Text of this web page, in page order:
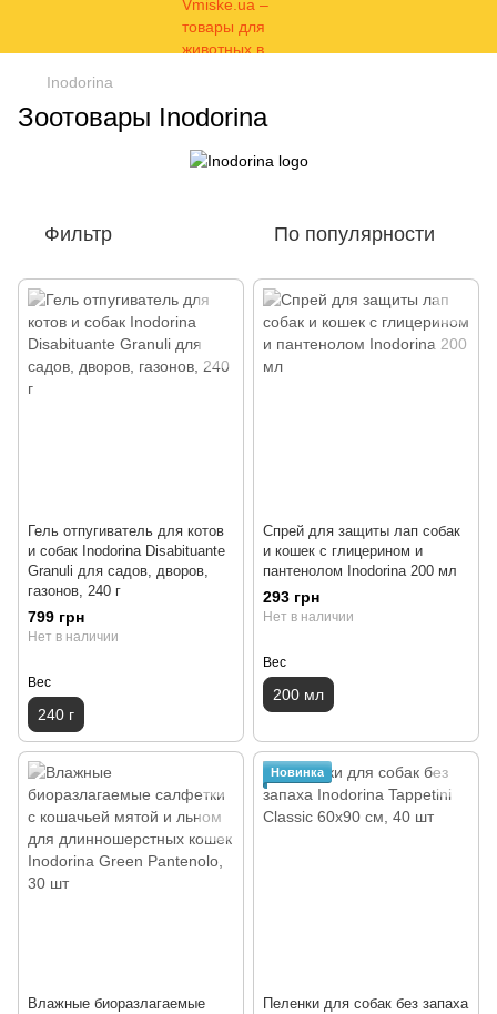
Inodorina
Зоотовары Inodorina
Фильтр По популярности
Гель отпугиватель для котов
и собак Inodorina Disabituante
Granuli для садов, дворов,
газонов, 240 г
799 грн
Нет в наличии
Вес
240 г
Спрей для защиты лап собак
и кошек с глицерином и
пантенолом Inodorina 200 мл
293 грн
Нет в наличии
Вес
200 мл
Влажные биоразлагаемые
Новинка
Пеленки для собак без запаха